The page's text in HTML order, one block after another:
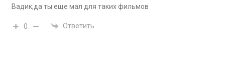
Вадик,да ты еще мал для таких фильмов
0 Ответить